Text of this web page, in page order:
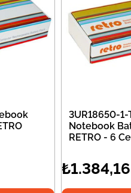
3UR18650-
Notebook
RETRO - 6
₺1.384,16